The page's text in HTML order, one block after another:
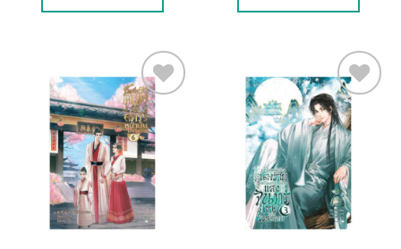
Add to
Wishlist
Add to
Wishlist